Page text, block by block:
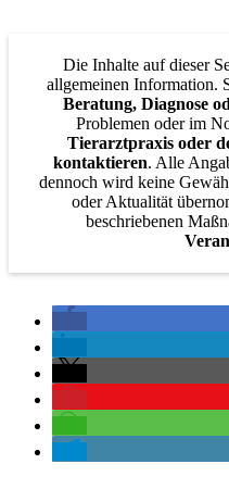
Die Inhalte auf dieser
allgemeinen Information.
Beratung, Diagnose
Problemen oder im
Tierarztpraxis oder
kontaktieren. Alle
dennoch wird keine
oder Aktualität
beschriebenen